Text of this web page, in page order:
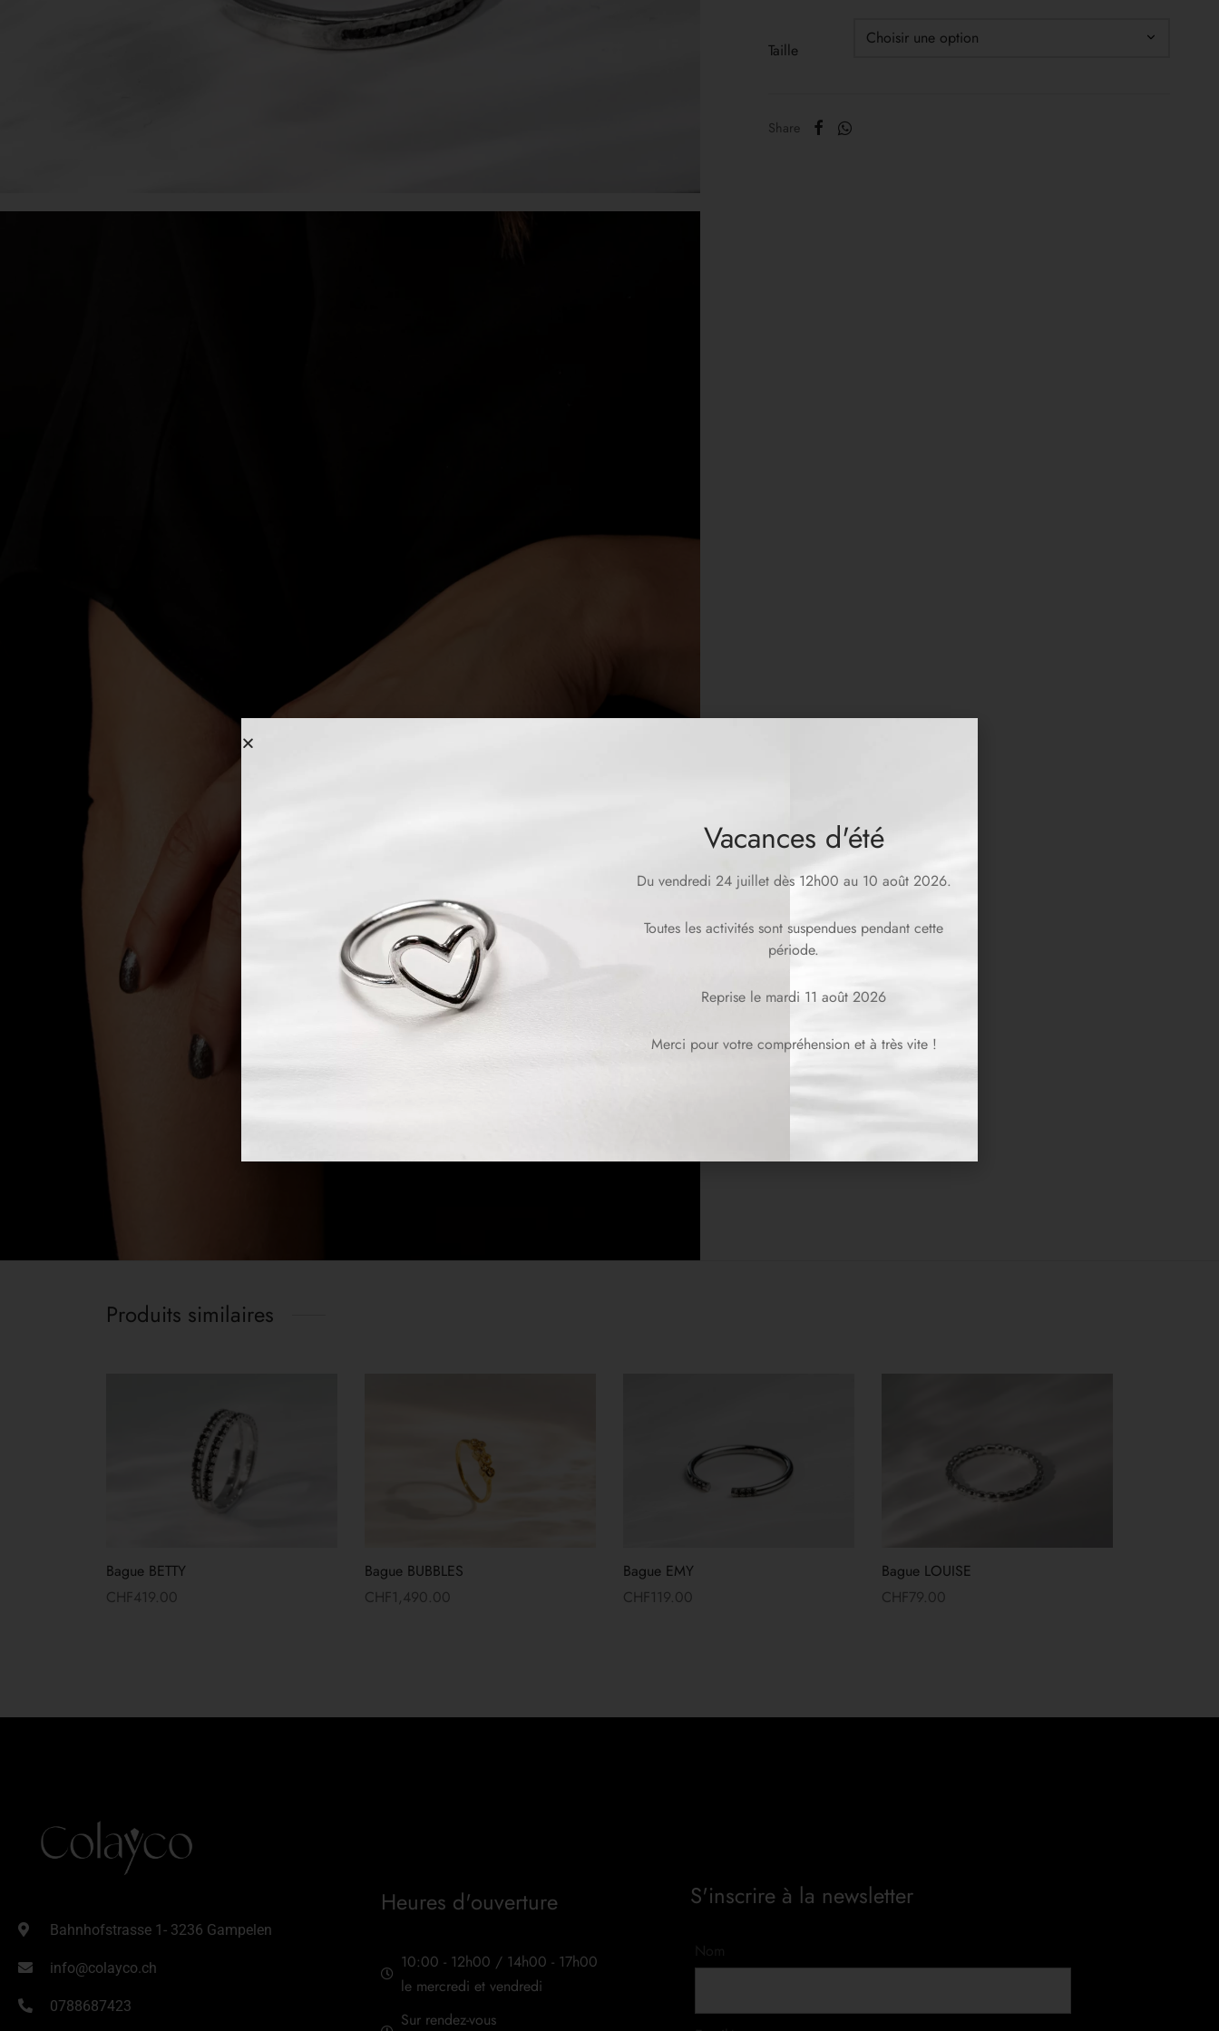
Taille
Share
Produits similaires
Bague BETTY
CHF419.00
Bague BUBBLES
CHF1,490.00
Bague EMY
CHF119.00
Bague LOUISE
CHF79.00
Bahnhofstrasse 1- 3236 Gampelen
info@colayco.ch
0788687423
Heures d'ouverture
10:00 - 12h00 / 14h00 - 17h00
le mercredi et vendredi
Sur rendez-vous
S'inscrire à la newsletter
Vacances d'été
Du vendredi 24 juillet dès 12h00 au 10 août 2026.
Toutes les activités sont suspendues pendant cette
période.
Reprise le mardi 11 août 2026
Merci pour votre compréhension et à très vite !